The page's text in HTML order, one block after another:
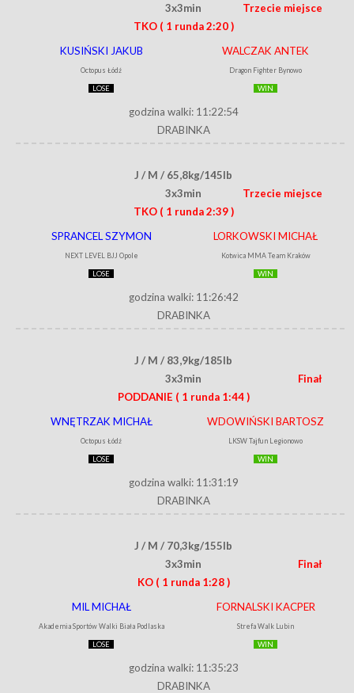
3x3min
Trzecie miejsce
TKO ( 1 runda 2:20 )
KUSIŃSKI JAKUB
Octopus Łódź
LOSE
WALCZAK ANTEK
Dragon Fighter Bynowo
WIN
godzina walki: 11:22:54
DRABINKA
J / M / 65,8kg/145lb
3x3min
Trzecie miejsce
TKO ( 1 runda 2:39 )
SPRANCEL SZYMON
NEXT LEVEL BJJ Opole
LOSE
LORKOWSKI MICHAŁ
Kotwica MMA Team Kraków
WIN
godzina walki: 11:26:42
DRABINKA
J / M / 83,9kg/185lb
3x3min
Finał
PODDANIE ( 1 runda 1:44 )
WNĘTRZAK MICHAŁ
Octopus Łódź
LOSE
WDOWIŃSKI BARTOSZ
LKSW Tajfun Legionowo
WIN
godzina walki: 11:31:19
DRABINKA
J / M / 70,3kg/155lb
3x3min
Finał
KO ( 1 runda 1:28 )
MIL MICHAŁ
Akademia Sportów Walki Biała Podlaska
LOSE
FORNALSKI KACPER
Strefa Walk Lubin
WIN
godzina walki: 11:35:23
DRABINKA